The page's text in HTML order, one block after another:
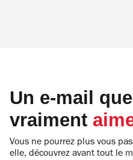
Un e-mail
vraiment
Vous ne pourrez plus vous
elle, découvrez avant tout le